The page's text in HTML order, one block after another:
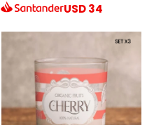
USD34